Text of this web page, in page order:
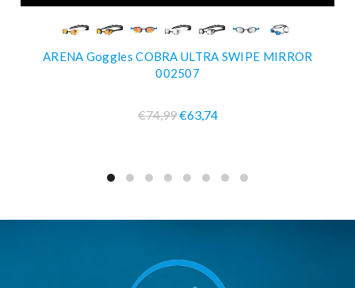
ARENA Goggles COBRA ULTRA SWIPE MIRROR
002507
€74,99€63,74